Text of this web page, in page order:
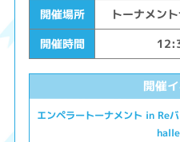
開催場所
トーナメン
開催時間
開催
エンペラートーナメント in Re